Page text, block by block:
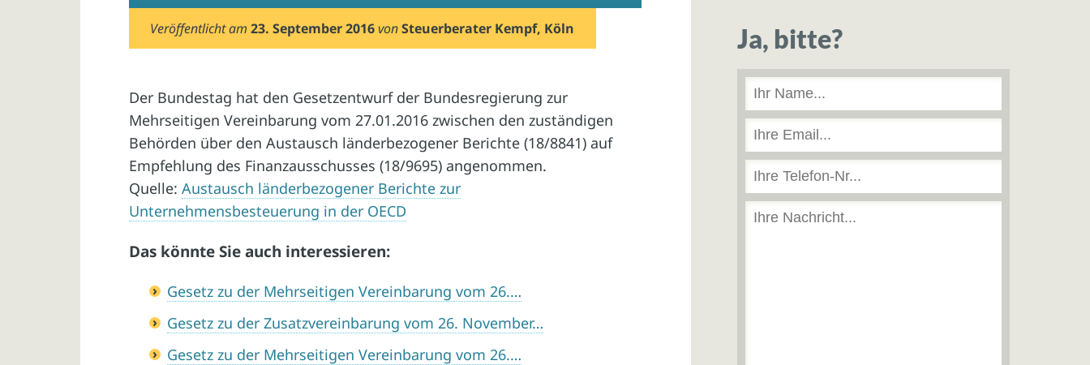
Veröffentlicht am23. September 2016 vonSteuerberater Kempf, Köln
Der Bundestag hat den Gesetzentwurf der Bundesregierung zur
Mehrseitigen Vereinbarung vom 27.01.2016 zwischen den zuständigen
Behörden über den Austausch länderbezogener Berichte (18/8841) auf
Empfehlung des Finanzausschusses (18/9695) angenommen.
Quelle:Austausch länderbezogener Berichte zur
Unternehmensbesteuerung in der OECD
Das könnte Sie auch interessieren:
Gesetz zu der Mehrseitigen Vereinbarung vom 26.…
Gesetz zu der Zusatzvereinbarung vom 26. November…
Gesetz zu der Mehrseitigen Vereinbarung vom 26.…
Ja, bitte?